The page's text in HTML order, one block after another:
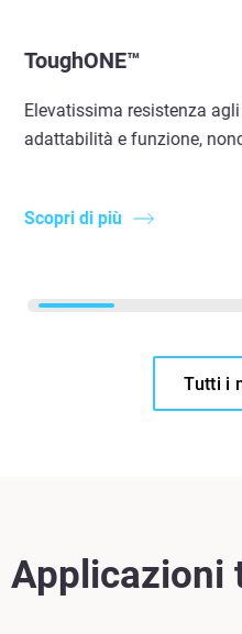
ToughONE™
Elevatissima resistenza
adattabilità e funzione,
Scopri di più
Tutti i
Applicazioni